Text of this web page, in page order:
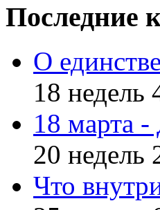
Последние
О
18 недель
18 марта
20 недель
Что